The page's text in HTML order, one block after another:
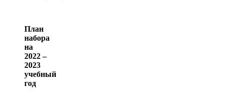
План
набора
на
2022 –
2023
учебный
год